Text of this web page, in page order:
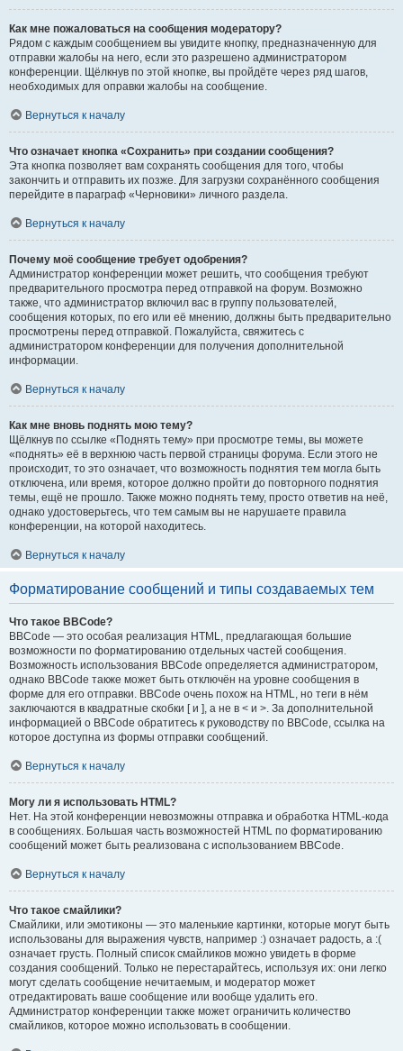
Как мне пожаловаться на сообщения модератору?
Рядом с каждым сообщением вы увидите кнопку, предназначенную для
отправки жалобы на него, если это разрешено администратором
конференции. Щёлкнув по этой кнопке, вы пройдёте через ряд шагов,
необходимых для оправки жалобы на сообщение.
Вернуться к началу
Что означает кнопка «Сохранить» при создании сообщения?
Эта кнопка позволяет вам сохранять сообщения для того, чтобы
закончить и отправить их позже. Для загрузки сохранённого сообщения
перейдите в параграф «Черновики» личного раздела.
Вернуться к началу
Почему моё сообщение требует одобрения?
Администратор конференции может решить, что сообщения требуют
предварительного просмотра перед отправкой на форум. Возможно
также, что администратор включил вас в группу пользователей,
сообщения которых, по его или её мнению, должны быть предварительно
просмотрены перед отправкой. Пожалуйста, свяжитесь с
администратором конференции для получения дополнительной
информации.
Вернуться к началу
Как мне вновь поднять мою тему?
Щёлкнув по ссылке «Поднять тему» при просмотре темы, вы можете
«поднять» её в верхнюю часть первой страницы форума. Если этого не
происходит, то это означает, что возможность поднятия тем могла быть
отключена, или время, которое должно пройти до повторного поднятия
темы, ещё не прошло. Также можно поднять тему, просто ответив на неё,
однако удостоверьтесь, что тем самым вы не нарушаете правила
конференции, на которой находитесь.
Вернуться к началу
Форматирование сообщений и типы создаваемых тем
Что такое BBCode?
BBCode — это особая реализация HTML, предлагающая большие
возможности по форматированию отдельных частей сообщения.
Возможность использования BBCode определяется администратором,
однако BBCode также может быть отключён на уровне сообщения в
форме для его отправки. BBCode очень похож на HTML, но теги в нём
заключаются в квадратные скобки [ и ], а не в < и >. За дополнительной
информацией о BBCode обратитесь к руководству по BBCode, ссылка на
которое доступна из формы отправки сообщений.
Вернуться к началу
Могу ли я использовать HTML?
Нет. На этой конференции невозможны отправка и обработка HTML-кода
в сообщениях. Большая часть возможностей HTML по форматированию
сообщений может быть реализована с использованием BBCode.
Вернуться к началу
Что такое смайлики?
Смайлики, или эмотиконы — это маленькие картинки, которые могут быть
использованы для выражения чувств, например :) означает радость, а :(
означает грусть. Полный список смайликов можно увидеть в форме
создания сообщений. Только не перестарайтесь, используя их: они легко
могут сделать сообщение нечитаемым, и модератор может
отредактировать ваше сообщение или вообще удалить его.
Администратор конференции также может ограничить количество
смайликов, которое можно использовать в сообщении.